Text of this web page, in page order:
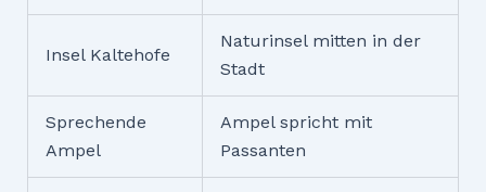
Insel Kaltehofe
Naturinsel mitten in der
Stadt
Sprechende
Ampel
Ampel spricht mit
Passanten